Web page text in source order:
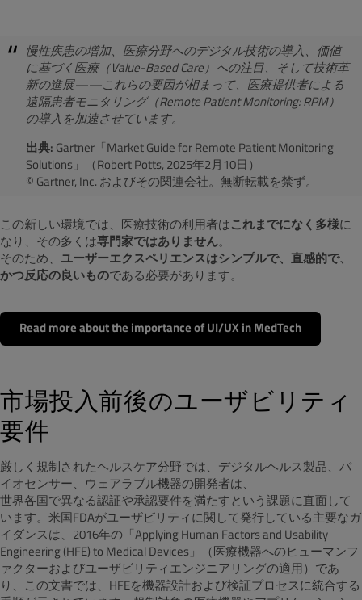
慢性疾患の増加、医療分野へのデジタル技術の導入、価値
に基づく医療（Value-Based Care）への注目、そして技術革
新の進展——これらの要因が相まって、医療提供者による
遠隔患者モニタリング（Remote Patient Monitoring: RPM）
の導入を加速させています。
出典: Gartner「Market Guide for Remote Patient Monitoring
Solutions」（Robert Potts, 2025年2月10日）
© Gartner, Inc. およびその関連会社。無断転載を禁ず。
この新しい環境では、医療技術の利用者はこれまでになく多様に
なり、その多くは専門家ではありません。
そのため、 ユーザーエクスペリエンスはシンプルで、直感的で、
かつ反応の良いものである必要があります。
Read more about the importance of UI/UX in MedTech
市場投入前後のユーザビリティ
要件
厳しく規制されたヘルスケア分野では、デジタルヘルス製品、バ
イオセンサー、ウェアラブル機器の開発者は、
世界各国で異なる認証や承認要件を満たすという課題に直面して
います。米国FDAがユーザビリティに関して発行している主要なガ
イダンスは、2016年の「Applying Human Factors and Usability
Engineering (HFE) to Medical Devices」（医療機器へのヒューマンフ
ァクターおよびユーザビリティエンジニアリングの適用）であ
り、この文書では、HFEを機器設計および検証プロセスに統合する